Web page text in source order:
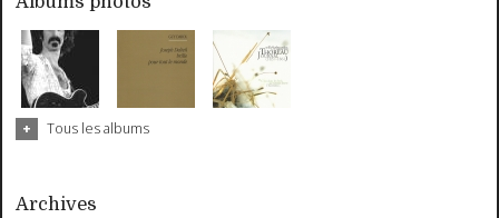
Tous les albums
Archives